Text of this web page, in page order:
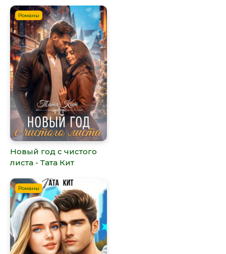
Романы
Новый год с чистого
листа - Тата Кит
Романы